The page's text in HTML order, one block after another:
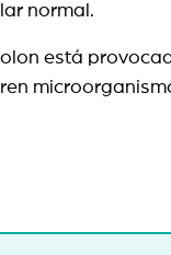
normal.
está